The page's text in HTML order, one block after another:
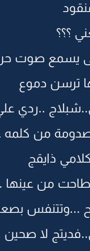
؟؟؟
يسمع صوت
ترسن دموع
..ردي
من كلمه
ذايقج
من
...وتتنفس
لا صحين